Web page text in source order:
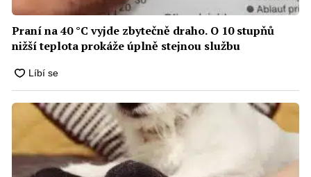
Praní na 40 °C vyjde zbytečně draho. O 10 stupňů
nižší teplota prokáže úplně stejnou službu